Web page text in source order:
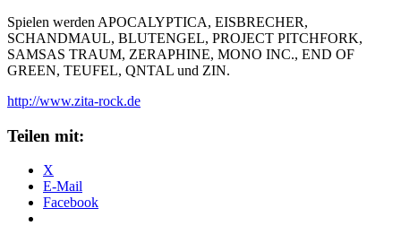
Spielen werden APOCALYPTICA, EISBRECHER,
SCHANDMAUL, BLUTENGEL, PROJECT PITCHFORK,
SAMSAS TRAUM, ZERAPHINE, MONO INC., END OF
GREEN, TEUFEL, QNTAL und ZIN.
http://www.zita-rock.de
Teilen mit:
X
E-Mail
Facebook